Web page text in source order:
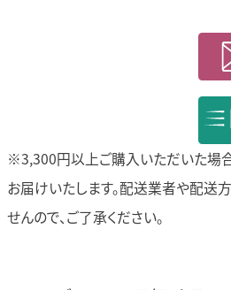
※3,300円以上ご購入いただいた場
お届けいたします。配送業者や配送
せんので、ご了承ください。